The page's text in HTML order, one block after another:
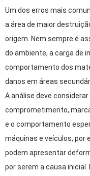
Um dos erros mais
a área de maior
origem. Nem sempre é
do ambiente, a carga de
comportamento dos
danos em áreas
A análise deve
comprometimento,
e o comportamento
máquinas e veículos, por
podem apresentar
por serem a causa